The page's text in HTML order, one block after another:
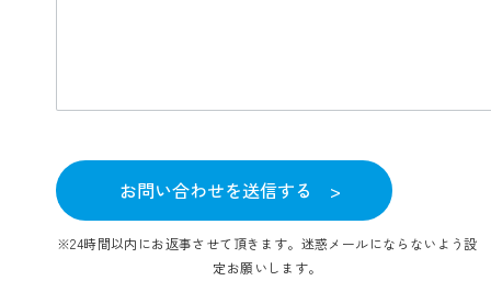
※24時間以内にお返事させて頂きます。迷惑メールにならないよう設
定お願いします。